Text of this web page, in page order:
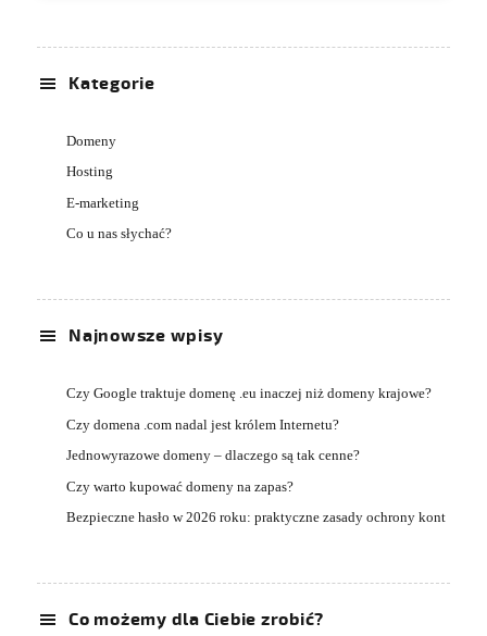
Kategorie
Domeny
Hosting
E-marketing
Co u nas słychać?
Najnowsze wpisy
Czy Google traktuje domenę .eu inaczej niż domeny krajowe?
Czy domena .com nadal jest królem Internetu?
Jednowyrazowe domeny – dlaczego są tak cenne?
Czy warto kupować domeny na zapas?
Bezpieczne hasło w 2026 roku: praktyczne zasady ochrony kont
Co możemy dla Ciebie zrobić?